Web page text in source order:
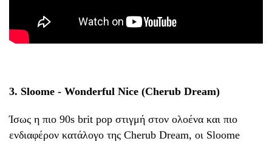
3. Sloome - Wonderful Nice (Cherub Dream)
Ίσως η πιο 90s brit pop στιγμή στον ολοένα και πιο
ενδιαφέρον κατάλογο της Cherub Dream, οι Sloome